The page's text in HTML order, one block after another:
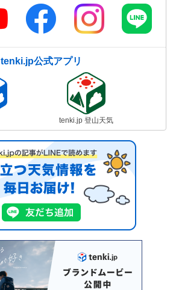
tenki.jp公式アプリ
tenki.jp 登山天気